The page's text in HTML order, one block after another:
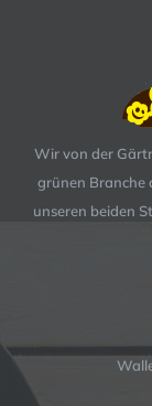
Wir von der
grünen Branche
unseren beiden